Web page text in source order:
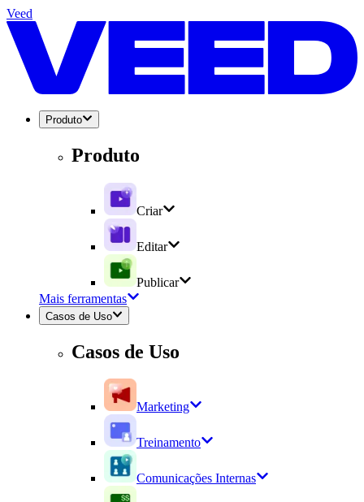
Veed
Produto
Produto
Criar
Editar
Publicar
Mais ferramentas
Casos de Uso
Casos de Uso
Marketing
Treinamento
Comunicações Internas